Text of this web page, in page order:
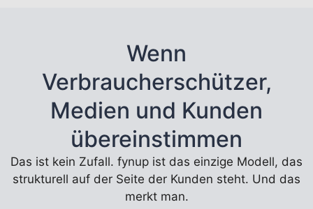
Wenn
Verbraucherschützer,
Medien und Kunden
übereinstimmen
Das ist kein Zufall. fynup ist das einzige Modell, das
strukturell auf der Seite der Kunden steht. Und das
merkt man.